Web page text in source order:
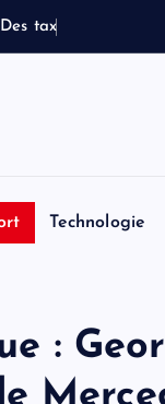
Des tax
Technologie
: